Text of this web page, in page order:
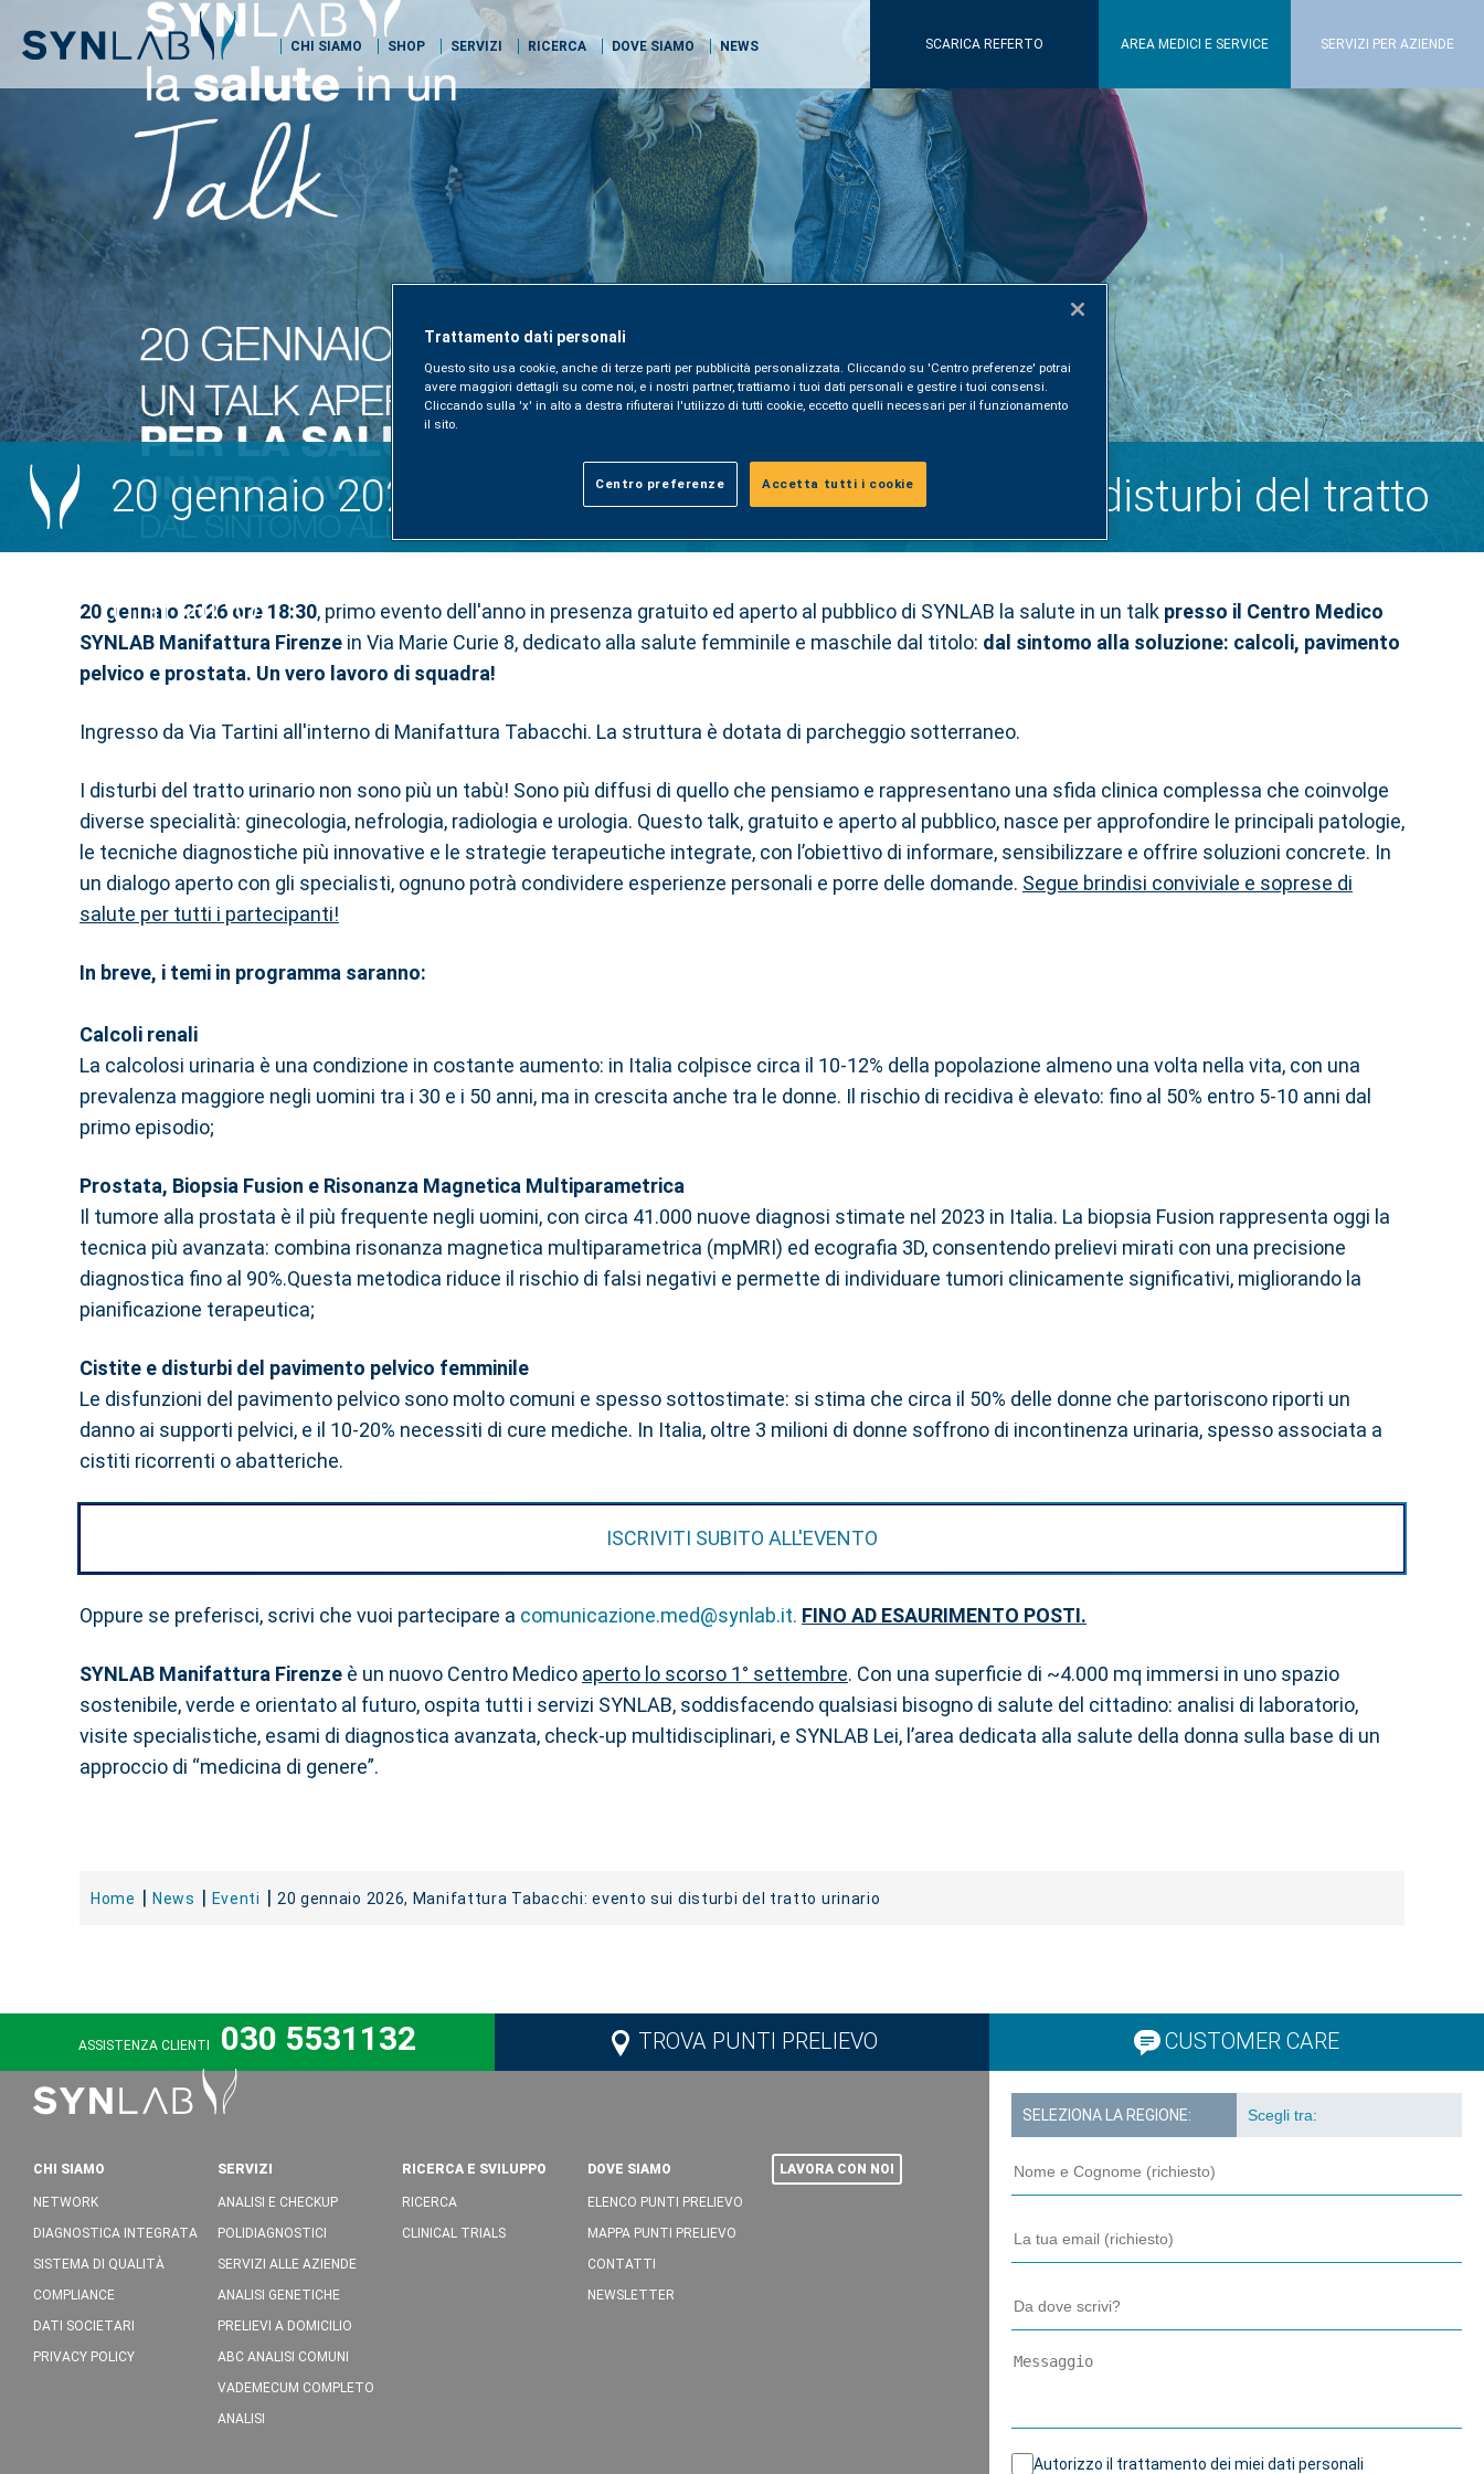
CHI SIAMO SHOP SERVIZI RICERCA DOVE SIAMO NEWS SCARICA REFERTO AREA MEDICI E SERVICE SERVIZI PER AZIENDE
20 gennaio 2026, Manifattura Tabacchi: evento sui disturbi del tratto
urinario
20 gennaio 2026 ore 18:30, primo evento dell'anno in presenza gratuito ed aperto al pubblico di SYNLAB la salute in un talk presso il Centro Medico
SYNLAB Manifattura Firenze in Via Marie Curie 8, dedicato alla salute femminile e maschile dal titolo: dal sintomo alla soluzione: calcoli, pavimento
pelvico e prostata. Un vero lavoro di squadra!
Ingresso da Via Tartini all'interno di Manifattura Tabacchi. La struttura è dotata di parcheggio sotterraneo.
I disturbi del tratto urinario non sono più un tabù! Sono più diffusi di quello che pensiamo e rappresentano una sfida clinica complessa che coinvolge
diverse specialità: ginecologia, nefrologia, radiologia e urologia. Questo talk, gratuito e aperto al pubblico, nasce per approfondire le principali patologie,
le tecniche diagnostiche più innovative e le strategie terapeutiche integrate, con l’obiettivo di informare, sensibilizzare e offrire soluzioni concrete. In
un dialogo aperto con gli specialisti, ognuno potrà condividere esperienze personali e porre delle domande. Segue brindisi conviviale e soprese di
salute per tutti i partecipanti!
In breve, i temi in programma saranno:
Calcoli renali
La calcolosi urinaria è una condizione in costante aumento: in Italia colpisce circa il 10-12% della popolazione almeno una volta nella vita, con una
prevalenza maggiore negli uomini tra i 30 e i 50 anni, ma in crescita anche tra le donne. Il rischio di recidiva è elevato: fino al 50% entro 5-10 anni dal
primo episodio;
Prostata, Biopsia Fusion e Risonanza Magnetica Multiparametrica
Il tumore alla prostata è il più frequente negli uomini, con circa 41.000 nuove diagnosi stimate nel 2023 in Italia. La biopsia Fusion rappresenta oggi la
tecnica più avanzata: combina risonanza magnetica multiparametrica (mpMRI) ed ecografia 3D, consentendo prelievi mirati con una precisione
diagnostica fino al 90%.Questa metodica riduce il rischio di falsi negativi e permette di individuare tumori clinicamente significativi, migliorando la
pianificazione terapeutica;
Cistite e disturbi del pavimento pelvico femminile
Le disfunzioni del pavimento pelvico sono molto comuni e spesso sottostimate: si stima che circa il 50% delle donne che partoriscono riporti un
danno ai supporti pelvici, e il 10-20% necessiti di cure mediche. In Italia, oltre 3 milioni di donne soffrono di incontinenza urinaria, spesso associata a
cistiti ricorrenti o abatteriche.
ISCRIVITI SUBITO ALL'EVENTO
Oppure se preferisci, scrivi che vuoi partecipare a comunicazione.med@synlab.it. FINO AD ESAURIMENTO POSTI.
SYNLAB Manifattura Firenze è un nuovo Centro Medico aperto lo scorso 1° settembre. Con una superficie di ~4.000 mq immersi in uno spazio
sostenibile, verde e orientato al futuro, ospita tutti i servizi SYNLAB, soddisfacendo qualsiasi bisogno di salute del cittadino: analisi di laboratorio,
visite specialistiche, esami di diagnostica avanzata, check-up multidisciplinari, e SYNLAB Lei, l’area dedicata alla salute della donna sulla base di un
approccio di “medicina di genere”.
Home News Eventi 20 gennaio 2026, Manifattura Tabacchi: evento sui disturbi del tratto urinario
ASSISTENZA CLIENTI 030 5531132 TROVA PUNTI PRELIEVO CUSTOMER CARE
SELEZIONA LA REGIONE:
Autorizzo il trattamento dei miei dati personali
CHI SIAMO
NETWORK
DIAGNOSTICA INTEGRATA
SISTEMA DI QUALITÀ
COMPLIANCE
DATI SOCIETARI
PRIVACY POLICY
SERVIZI
ANALISI E CHECKUP
POLIDIAGNOSTICI
SERVIZI ALLE AZIENDE
ANALISI GENETICHE
PRELIEVI A DOMICILIO
ABC ANALISI COMUNI
VADEMECUM COMPLETO
ANALISI
RICERCA E SVILUPPO
RICERCA
CLINICAL TRIALS
DOVE SIAMO
ELENCO PUNTI PRELIEVO
MAPPA PUNTI PRELIEVO
CONTATTI
NEWSLETTER
LAVORA CON NOI
Trattamento dati personali
Questo sito usa cookie, anche di terze parti per pubblicità personalizzata. Cliccando su 'Centro preferenze' potrai
avere maggiori dettagli su come noi, e i nostri partner, trattiamo i tuoi dati personali e gestire i tuoi consensi.
Cliccando sulla 'x' in alto a destra rifiuterai l'utilizzo di tutti cookie, eccetto quelli necessari per il funzionamento
il sito.
Centro preferenze Accetta tutti i cookie